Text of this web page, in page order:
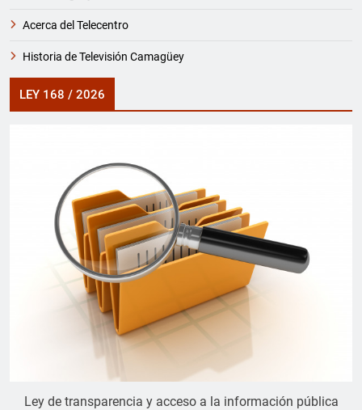
Acerca del Telecentro
Historia de Televisión Camagüey
LEY 168 / 2026
Ley de transparencia y acceso a la información pública